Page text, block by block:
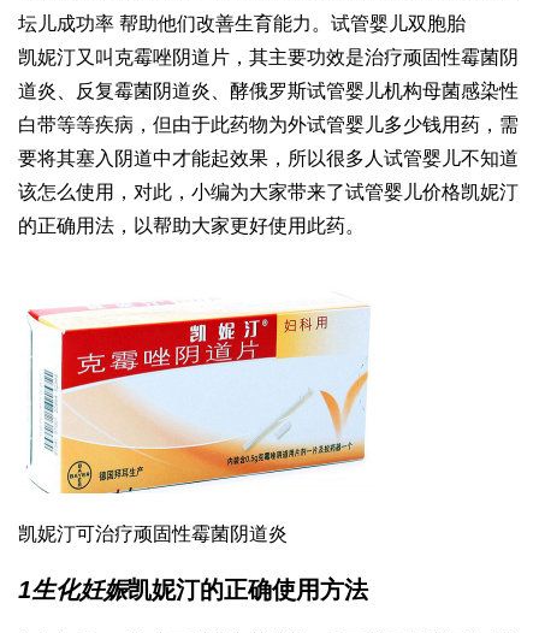
坛 儿成功率 帮助他们改善生育能力。 试管婴儿双胞胎
凯妮汀又叫克霉唑阴道片，其主要功效是治疗顽固性霉菌阴
道炎、反复霉菌阴道炎、酵俄罗斯试管婴儿机构母菌感染性
白带等等疾病，但由于此药物为外试管婴儿多少钱用药，需
要将其塞入阴道中才能起效果，所以很多人 试管婴儿不知道
该怎么使用，对此，小编为大家带来了试管婴儿价格凯妮汀
的正确用法，以帮助大家更好使用此药。
凯妮汀可治疗顽固性霉菌阴道炎
1生化妊娠凯妮汀的正确使用方法